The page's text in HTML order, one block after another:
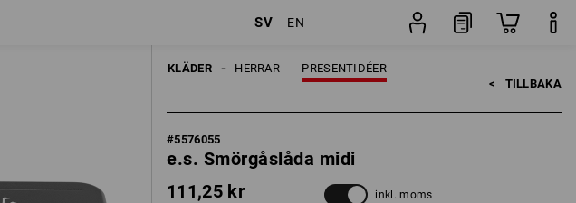
SV EN
KLÄDER PRESENTIDÉER
HERRAR
< TILLBAKA
#5576055
e.s. Smörgåslåda midi
111,25 kr
inkl. moms